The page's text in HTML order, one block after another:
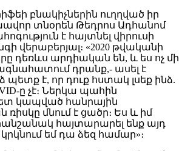
բնակիչներին ուղղված իր
տնօրեն Թեդրոս Ադհանոմ
է հայտնել վիրուսի
վերաբերյալ։ «2020 թվականի
դեռևս արդիական են, և ես ոչ մի
դրանք,- ասել է
պետք է, որ դուք հստակ լսեք ինձ.
ը չէ։ Ներկա պահին
կապված հանրային
մնում է ցածր։ Ես և իմ
հայտարարել ենք այդ
եմ դա ձեզ համար»։